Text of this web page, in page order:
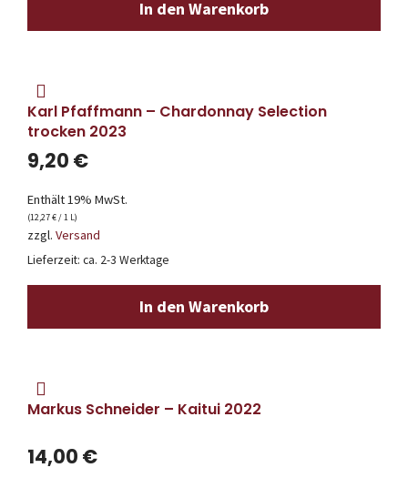
In den Warenkorb
Karl Pfaffmann – Chardonnay Selection
trocken 2023
9,20 €
Enthält 19% MwSt.
(12,27€/ 1 L)
zzgl. Versand
Lieferzeit: ca. 2-3 Werktage
In den Warenkorb
Markus Schneider – Kaitui 2022
14,00 €